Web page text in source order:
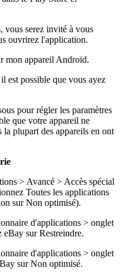
vous serez invité à vous
ouvrirez l'application.
mon appareil Android.
est possible que vous ayez
pour régler les paramètres
que votre appareil ne
la plupart des appareils en ont
> Avancé > Accès spécial
Toutes les applications
sur Non optimisé).
d'applications > onglet
sur Restreindre.
d'applications > onglet
sur Non optimisé.